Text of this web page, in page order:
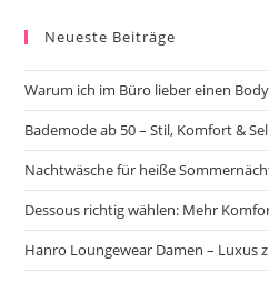
Neueste Beiträge
Warum ich im Büro lieber einen
Bademode ab 50 – Stil, Komfort &
Nachtwäsche für heiße
Dessous richtig wählen: Mehr
Hanro Loungewear Damen – Luxus